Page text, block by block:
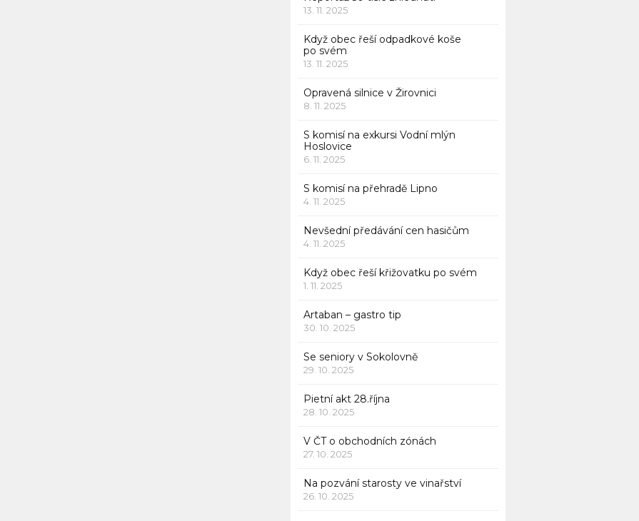
13. 11. 2025
Když obec řeší odpadkové koše
po svém
13. 11. 2025
Opravená silnice v Žirovnici
8. 11. 2025
S komisí na exkursi Vodní mlýn
Hoslovice
6. 11. 2025
S komisí na přehradě Lipno
4. 11. 2025
Nevšední předávání cen hasičům
4. 11. 2025
Když obec řeší křižovatku po svém
1. 11. 2025
Artaban – gastro tip
30. 10. 2025
Se seniory v Sokolovně
29. 10. 2025
Pietní akt 28.října
28. 10. 2025
V ČT o obchodních zónách
27. 10. 2025
Na pozvání starosty ve vinařství
26. 10. 2025